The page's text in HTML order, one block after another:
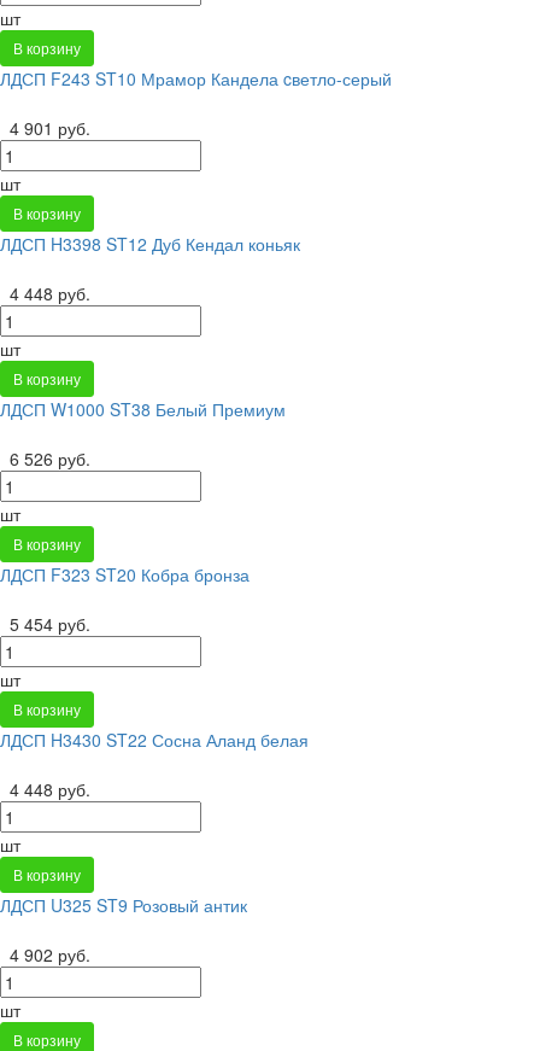
шт
В корзину
ЛДСП F243 ST10 Мрамор Кандела cветло-серый
4 901 руб.
шт
В корзину
ЛДСП H3398 ST12 Дуб Кендал коньяк
4 448 руб.
шт
В корзину
ЛДСП W1000 ST38 Белый Премиум
6 526 руб.
шт
В корзину
ЛДСП F323 ST20 Кобра бронза
5 454 руб.
шт
В корзину
ЛДСП H3430 ST22 Сосна Аланд белая
4 448 руб.
шт
В корзину
ЛДСП U325 ST9 Розовый антик
4 902 руб.
шт
В корзину